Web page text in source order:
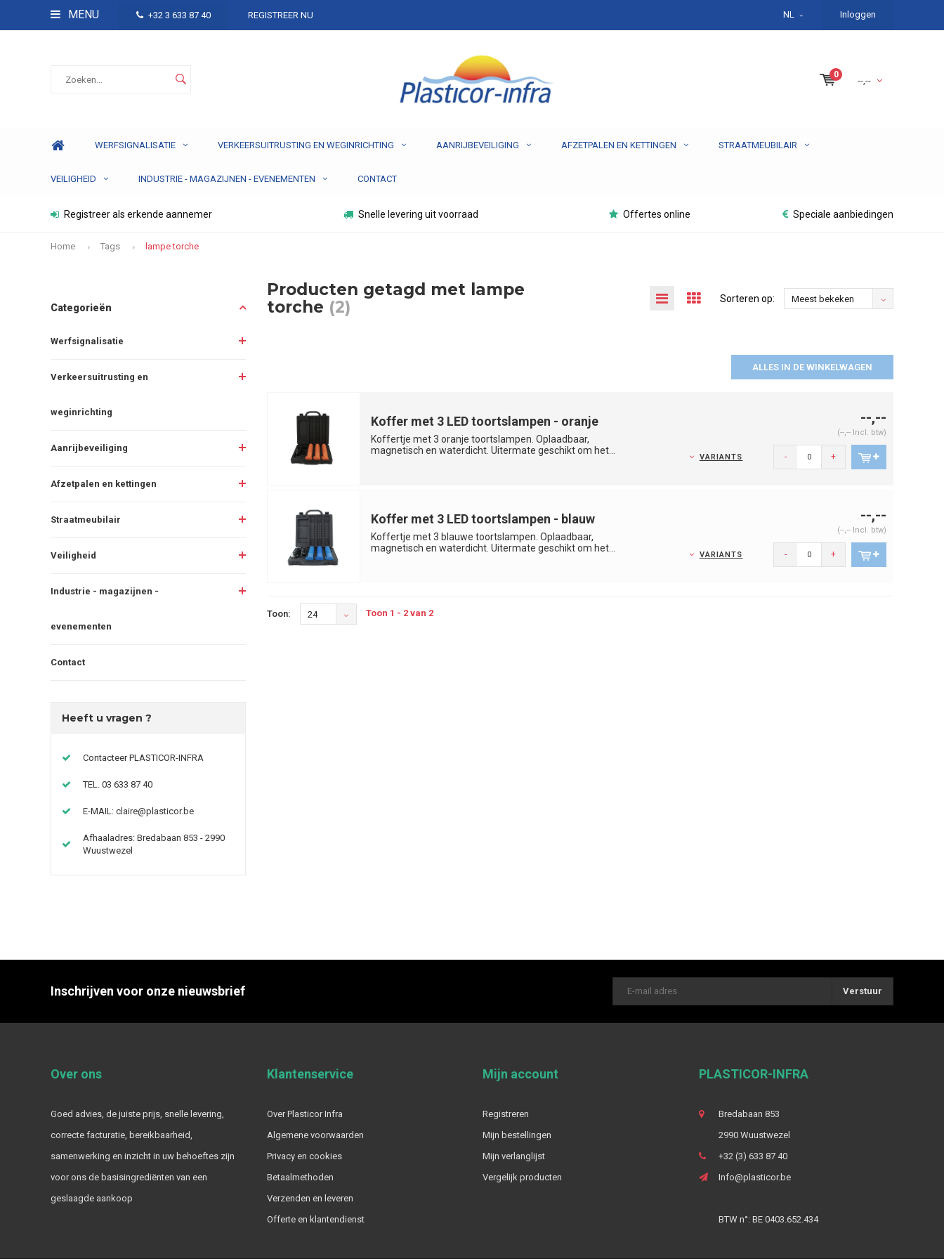
MENU +32 3 633 87 40 REGISTREER NU NL Inloggen
0
--,--
WERFSIGNALISATIE VERKEERSUITRUSTING EN WEGINRICHTING AANRIJBEVEILIGING AFZETPALEN EN KETTINGEN STRAATMEUBILAIR
VEILIGHEID INDUSTRIE - MAGAZIJNEN - EVENEMENTEN CONTACT
Registreer als erkende aannemer Snelle levering uit voorraad Offertes online Speciale aanbiedingen
Home Tags lampe torche
Categorieën
Werfsignalisatie
Verkeersuitrusting en
weginrichting
Aanrijbeveiliging
Afzetpalen en kettingen
Straatmeubilair
Veiligheid
Industrie - magazijnen -
evenementen
Contact
Heeft u vragen ?
Contacteer PLASTICOR-INFRA
TEL. 03 633 87 40
E-MAIL: claire@plasticor.be
Afhaaladres: Bredabaan 853 - 2990
Wuustwezel
Producten getagd met lampe
torche (2) Sorteren op: Meest bekeken
ALLES IN DE WINKELWAGEN
Koffer met 3 LED toortslampen - oranje
Koffertje met 3 oranje toortslampen. Oplaadbaar,
magnetisch en waterdicht. Uitermate geschikt om het...
--,--
(--,-- Incl. btw)
VARIANTS - +
Koffer met 3 LED toortslampen - blauw
Koffertje met 3 blauwe toortslampen. Oplaadbaar,
magnetisch en waterdicht. Uitermate geschikt om het...
--,--
(--,-- Incl. btw)
VARIANTS - +
Toon: 24 Toon 1 - 2 van 2
Inschrijven voor onze nieuwsbrief Verstuur
Over ons
Goed advies, de juiste prijs, snelle levering,
correcte facturatie, bereikbaarheid,
samenwerking en inzicht in uw behoeftes zijn
voor ons de basisingrediënten van een
geslaagde aankoop
Klantenservice
Over Plasticor Infra
Algemene voorwaarden
Privacy en cookies
Betaalmethoden
Verzenden en leveren
Offerte en klantendienst
Mijn account
Registreren
Mijn bestellingen
Mijn verlanglijst
Vergelijk producten
PLASTICOR-INFRA
Bredabaan 853
2990 Wuustwezel
+32 (3) 633 87 40
Info@plasticor.be
BTW n°: BE 0403.652.434